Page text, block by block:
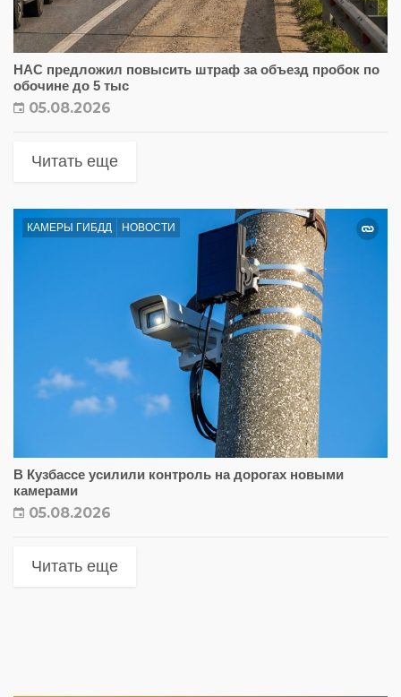
НАС предложил повысить штраф за объезд пробок по
обочине до 5 тыс
05.08.2026
Читать еще
КАМЕРЫ ГИБДД НОВОСТИ
В Кузбассе усилили контроль на дорогах новыми
камерами
05.08.2026
Читать еще